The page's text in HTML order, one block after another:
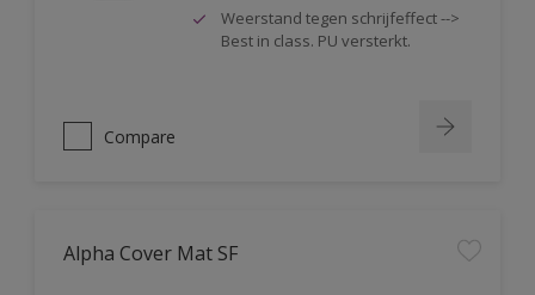
Weerstand tegen schrijfeffect -->
Best in class. PU versterkt.
Compare
Alpha Cover Mat SF